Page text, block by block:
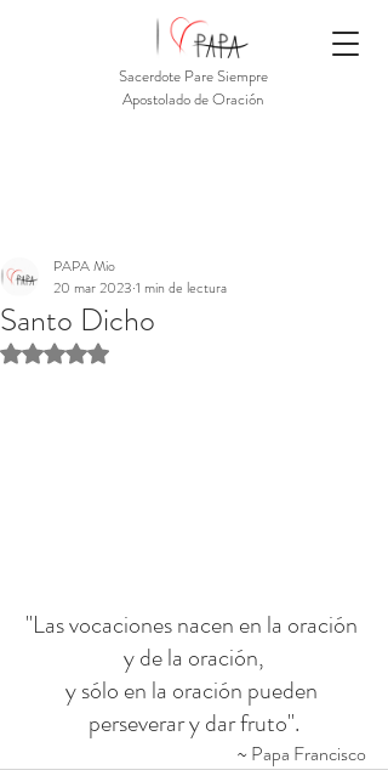
Sacerdote Pare Siempre
Apostolado de Oración
Santo Dicho
PAPA Mio
20 mar 2023 1 min de lectura
Obtuvo NaN de 5 estrellas.
"Las vocaciones nacen en la oración
y de la oración,
y sólo en la oración pueden
perseverar y dar fruto".
~ Papa Francisco